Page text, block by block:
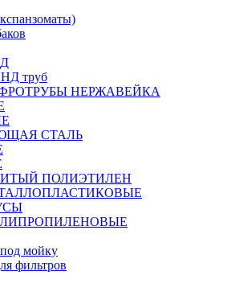
труб
НЕРЖАВЕЙКА
СТАЛЬ
ПОЛИЭТИЛЕН
мойку
фильтров